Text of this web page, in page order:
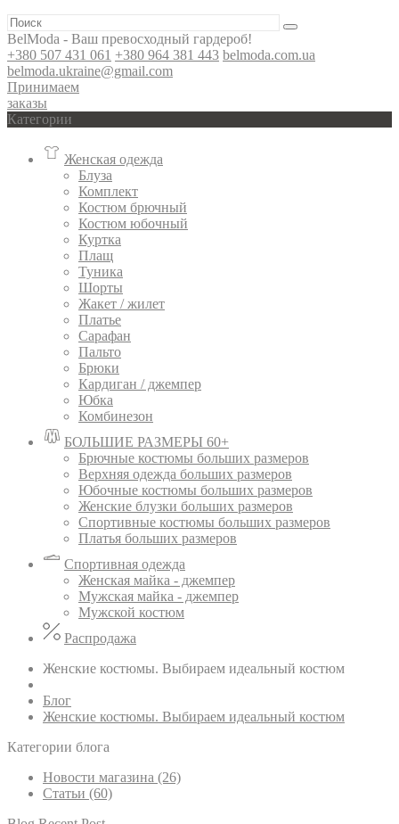
BelModa - Ваш превосходный гардероб!
+380 507 431 061 +380 964 381 443 belmoda.com.ua
belmoda.ukraine@gmail.com
Принимаем
заказы
Категории
Женская одежда
Блуза
Комплект
Костюм брючный
Костюм юбочный
Куртка
Плащ
Туника
Шорты
Жакет / жилет
Платье
Сарафан
Пальто
Брюки
Кардиган / джемпер
Юбка
Комбинезон
БОЛЬШИЕ РАЗМЕРЫ 60+
Брючные костюмы больших размеров
Верхняя одежда больших размеров
Юбочные костюмы больших размеров
Женские блузки больших размеров
Спортивные костюмы больших размеров
Платья больших размеров
Спортивная одежда
Женская майка - джемпер
Мужская майка - джемпер
Мужской костюм
Распродажа
Женские костюмы. Выбираем идеальный костюм
Блог
Женские костюмы. Выбираем идеальный костюм
Категории блога
Новости магазина (26)
Статьи (60)